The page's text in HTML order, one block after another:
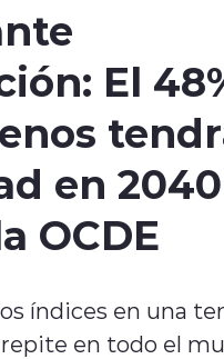
claro
El
en 2040
OCDE
índices en una
repite en todo el